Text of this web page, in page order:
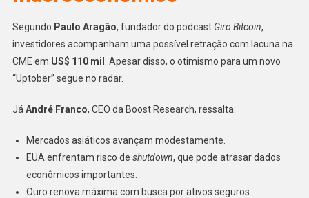
Segundo Paulo Aragão, fundador do podcast Giro Bitcoin,
investidores acompanham uma possível retração com lacuna na
CME em US$ 110 mil
. Apesar disso, o otimismo para um novo
“Uptober” segue no radar.
Já André Franco, CEO da Boost Research, ressalta:
Mercados asiáticos avançam modestamente.
EUA enfrentam risco de shutdown, que pode atrasar dados
econômicos importantes.
Ouro renova máxima com busca por ativos seguros.